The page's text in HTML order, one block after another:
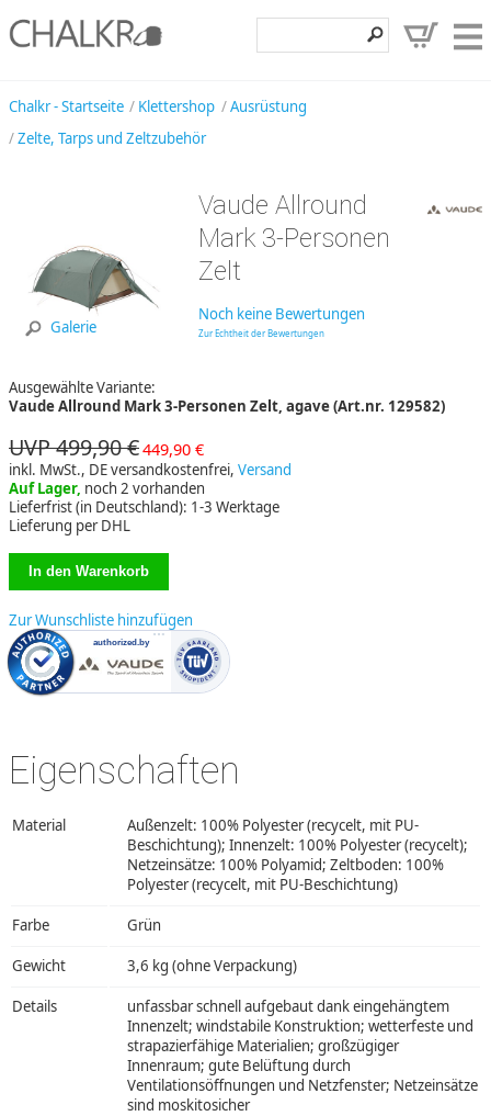
Kundenbereich
Chalkr - Startseite Klettershop
Ausrüstung
Zelte, Tarps und Zeltzubehör
Galerie
Vaude Allround
Mark 3-Personen
Zelt
Noch keine Bewertungen
Zur Echtheit der Bewertungen
Ausgewählte Variante:
Vaude Allround Mark 3-Personen Zelt, agave (Art.nr. 129582)
UVP 499,90 €449,90 €
inkl. MwSt., DE versandkostenfrei, Versand
Auf Lager, noch 2 vorhanden
Lieferfrist (in Deutschland): 1-3 Werktage
Lieferung per DHL
Zur Wunschliste hinzufügen
Eigenschaften
Material
Außenzelt: 100% Polyester (recycelt, mit PU-
Beschichtung); Innenzelt: 100% Polyester (recycelt);
Netzeinsätze: 100% Polyamid; Zeltboden: 100%
Polyester (recycelt, mit PU-Beschichtung)
Farbe Grün
Gewicht 3,6 kg (ohne Verpackung)
Details
unfassbar schnell aufgebaut dank eingehängtem
Innenzelt; windstabile Konstruktion; wetterfeste und
strapazierfähige Materialien; großzügiger
Innenraum; gute Belüftung durch
Ventilationsöffnungen und Netzfenster; Netzeinsätze
sind moskitosicher